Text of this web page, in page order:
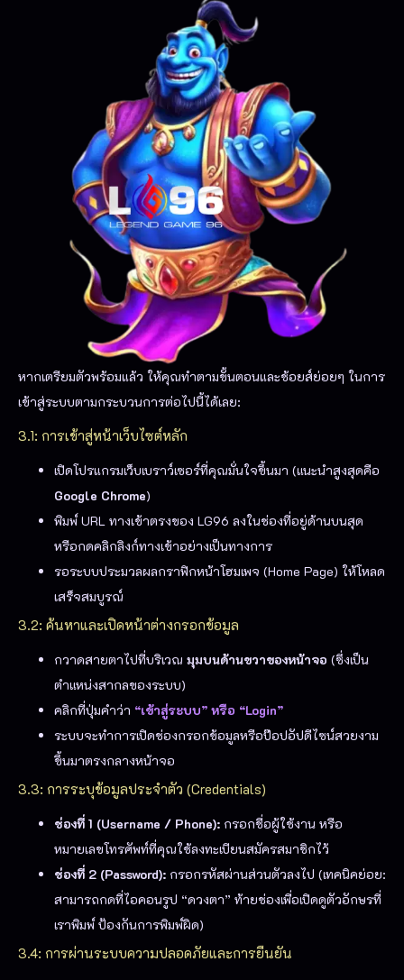
หากเตรียมตัวพร้อมแล้ว ให้คุณทำตามขั้นตอนและช้อยส์ย่อยๆ ในการ
เข้าสู่ระบบตามกระบวนการต่อไปนี้ได้เลย:
3.1: การเข้าสู่หน้าเว็บไซต์หลัก
เปิดโปรแกรมเว็บเบราว์เซอร์ที่คุณมั่นใจขึ้นมา (แนะนำสูงสุดคือ
Google Chrome)
พิมพ์ URL ทางเข้าตรงของ LG96 ลงในช่องที่อยู่ด้านบนสุด
หรือกดคลิกลิงก์ทางเข้าอย่างเป็นทางการ
รอระบบประมวลผลกราฟิกหน้าโฮมเพจ (Home Page) ให้โหลด
เสร็จสมบูรณ์
3.2: ค้นหาและเปิดหน้าต่างกรอกข้อมูล
กวาดสายตาไปที่บริเวณ มุมบนด้านขวาของหน้าจอ (ซึ่งเป็น
ตำแหน่งสากลของระบบ)
คลิกที่ปุ่มคำว่า “เข้าสู่ระบบ” หรือ “Login”
ระบบจะทำการเปิดช่องกรอกข้อมูลหรือป๊อปอัปดีไซน์สวยงาม
ขึ้นมาตรงกลางหน้าจอ
3.3: การระบุข้อมูลประจำตัว (Credentials)
ช่องที่ 1 (Username / Phone): กรอกชื่อผู้ใช้งาน หรือ
หมายเลขโทรศัพท์ที่คุณใช้ลงทะเบียนสมัครสมาชิกไว้
ช่องที่ 2 (Password): กรอกรหัสผ่านส่วนตัวลงไป (เทคนิคย่อย:
สามารถกดที่ไอคอนรูป “ดวงตา” ท้ายช่องเพื่อเปิดดูตัวอักษรที่
เราพิมพ์ ป้องกันการพิมพ์ผิด)
3.4: การผ่านระบบความปลอดภัยและการยืนยัน